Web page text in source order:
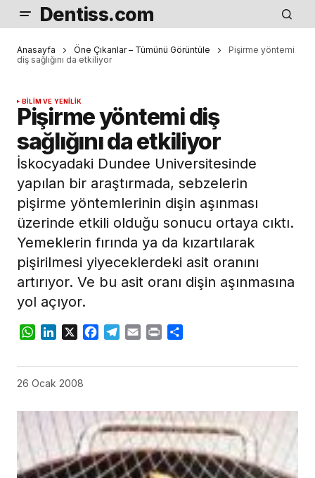
Dentiss.com
Anasayfa Öne Çıkanlar – Tümünü Görüntüle
Pişirme yöntemi
diş sağlığını da etkiliyor
BILIM VE YENILIK
Pişirme yöntemi diş
sağlığını da etkiliyor
İskocyadaki Dundee Universitesinde
yapılan bir araştırmada, sebzelerin
pişirme yöntemlerinin dişin aşınması
üzerinde etkili olduğu sonucu ortaya cıktı.
Yemeklerin fırında ya da kızartılarak
pişirilmesi yiyeceklerdeki asit oranını
artırıyor. Ve bu asit oranı dişin aşınmasına
yol açıyor.
WhatsApp
LinkedIn
X Facebook
Telegram
Email Print
26 Ocak 2008